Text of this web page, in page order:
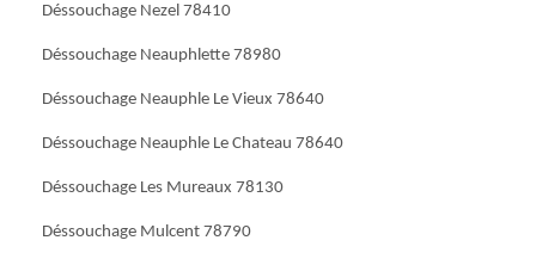
Déssouchage Nezel 78410
Déssouchage Neauphlette 78980
Déssouchage Neauphle Le Vieux 78640
Déssouchage Neauphle Le Chateau 78640
Déssouchage Les Mureaux 78130
Déssouchage Mulcent 78790